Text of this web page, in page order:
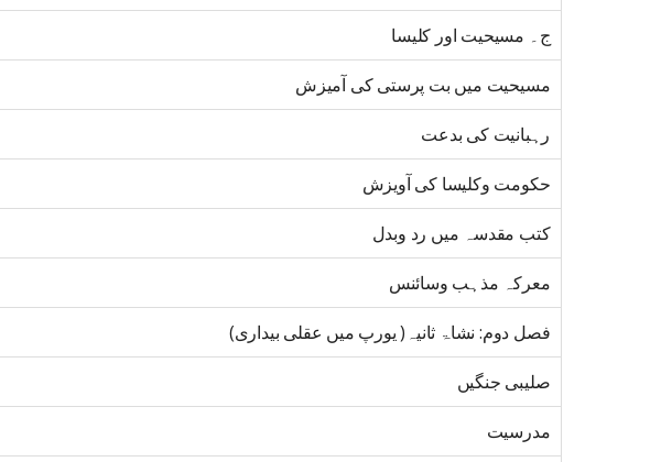
ج۔ مسیحیت اور کلیسا
مسیحیت میں بت پرستی کی آمیزش
رہبانیت کی بدعت
حکومت وکلیسا کی آویزش
کتب مقدسہ میں رد وبدل
معرکہ مذہب وسائنس
فصل دوم: نشاۃ ثانیہ( یورپ میں عقلی بیداری)
صلیبی جنگیں
مدرسیت